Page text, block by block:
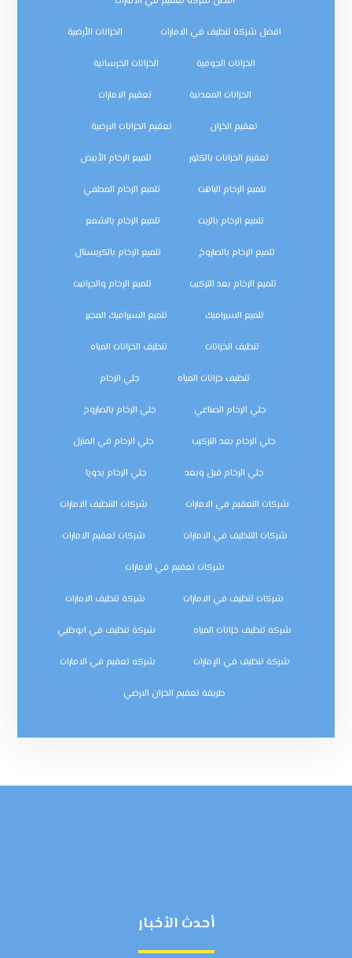
افضل شركة تنظيف في الامارات الخزانات الأرضية
الخزانات الجوفية الخزانات الخرسانية
الخزانات المعدنية تعقيم الامارات
تعقيم الخزان تعقيم الخزانات الارضية
تعقيم الخزانات بالكلور تلميع الرخام الأبيض
تلميع الرخام الباهت تلميع الرخام المطفي
تلميع الرخام بالزيت تلميع الرخام بالشمع
تلميع الرخام بالصاروخ تلميع الرخام بالكريستال
تلميع الرخام بعد التركيب تلميع الرخام والجرانيت
تلميع السيراميك تلميع السيراميك المجير
تنظيف الخزانات تنظيف الخزانات المياه
تنظيف خزانات المياه جلي الرخام
جلي الرخام الصناعي جلي الرخام بالصاروخ
جلي الرخام بعد التركيب جلي الرخام في المنزل
جلي الرخام قبل وبعد جلي الرخام يدويا
شركات التعقيم في الامارات شركات التنظيف الامارات
شركات التنظيف في الامارات شركات تعقيم الامارات
شركات تعقيم في الامارات
شركات تنظيف في الامارات شركة تنظيف الامارات
شركة تنظيف خزانات المياه شركة تنظيف في ابوظبي
شركة تنظيف في الإمارات شركه تعقيم في الامارات
طريقة تعقيم الخزان الارضي
أحدث الأخبار